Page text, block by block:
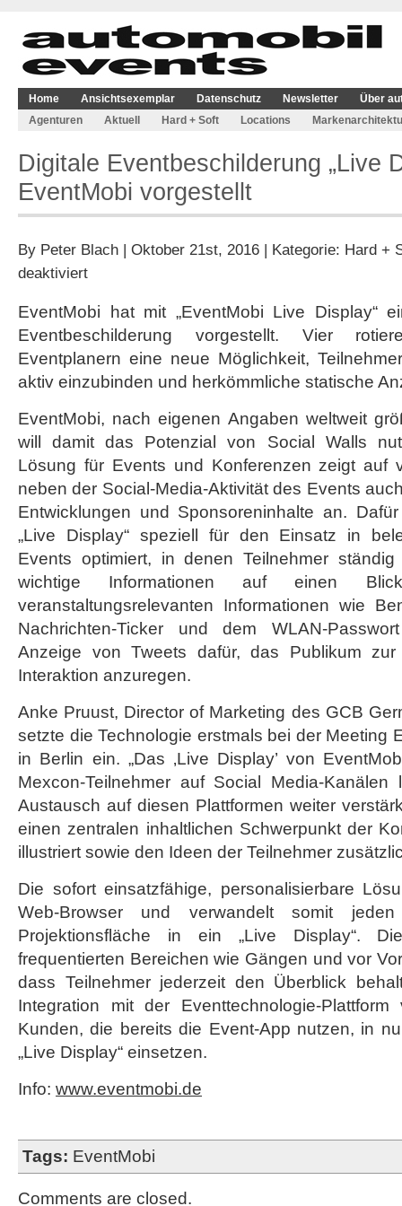
Home Ansichtsexemplar Datenschutz Newsletter
Über
Agenturen
Aktuell Hard + Soft Locations
Digitale Eventbeschilderung „Live
EventMobi vorgestellt
By Peter Blach | Oktober 21st, 2016 | Kategorie: Hard +
deaktiviertfür
„Live
Display“
EventMobi
vorgestellt
EventMobi hat mit „EventMobi Live Display“
Eventbeschilderung vorgestellt. Vier
Eventplanern eine neue Möglichkeit,
aktiv einzubinden und herkömmliche statische
EventMobi, nach eigenen Angaben weltweit
will damit das Potenzial von Social Walls
Lösung für Events und Konferenzen zeigt auf
neben der Social-Media-Aktivität des Events
Entwicklungen und Sponsoreninhalte an.
„Live Display“ speziell für den Einsatz in
Events optimiert, in denen Teilnehmer
wichtige Informationen auf einen
veranstaltungsrelevanten Informationen wie
Nachrichten-Ticker und dem WLAN-
Anzeige von Tweets dafür, das Publikum
Interaktion anzuregen.
Anke Pruust, Director of Marketing des GCB
setzte die Technologie erstmals bei der Meeting
in Berlin ein. „Das ‚Live Display’ von
Mexcon-Teilnehmer auf Social Media-
Austausch auf diesen Plattformen weiter
einen zentralen inhaltlichen Schwerpunkt der
illustriert sowie den Ideen der Teilnehmer
Die sofort einsatzfähige, personalisierbare
Web-Browser und verwandelt somit
Projektionsfläche in ein „Live Display“.
frequentierten Bereichen wie Gängen und vor
dass Teilnehmer jederzeit den Überblick
Integration mit der Eventtechnologie-
Kunden, die bereits die Event-App nutzen, in
„Live Display“ einsetzen.
Info: www.eventmobi.de
Tags: EventMobi
Comments are closed.